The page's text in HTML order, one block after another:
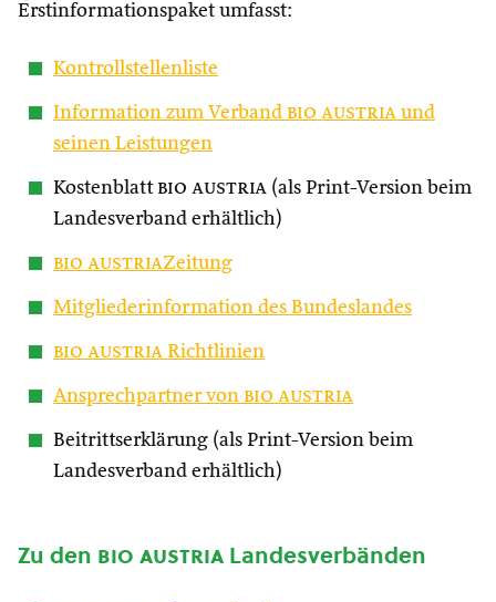
Erstinformationspaket umfasst:
Kontrollstellenliste
Information zum Verband bio austria und
seinen Leistungen
Kostenblatt bio austria (als Print-Version beim
Landesverband erhältlich)
bio austriaZeitung
Mitgliederinformation des Bundeslandes
bio austria Richtlinien
Ansprechpartner von bio austria
Beitrittserklärung (als Print-Version beim
Landesverband erhältlich)
Zu den bio austria Landesverbänden